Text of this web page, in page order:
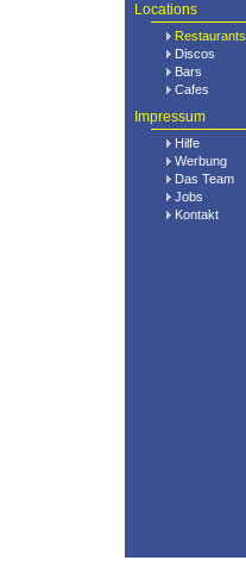
Locations
Restaurants
Discos
Bars
Cafes
Impressum
Hilfe
Werbung
Das Team
Jobs
Kontakt